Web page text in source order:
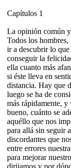
Capítulos 1
La opinión común
Todos los
ir a descubrir lo
conseguir la
ella cuanto más
si éste lleva en
distancia. Hay que
luego se ha de
más rápidamente, y
bueno, cuánto se
aquéllo que nos
para allá sin seguir
discordantes que
entre errores
para mejorar
dirijamos y por